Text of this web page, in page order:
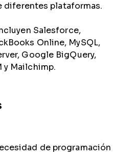
diferentes plataformas.
Salesforce,
Online, MySQL,
Google BigQuery,
y Mailchimp.
de programación